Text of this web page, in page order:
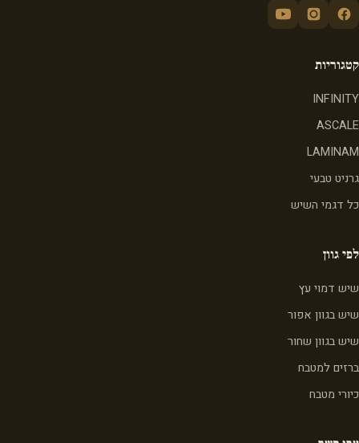
קטגוריות
INFINITY
ASCALE
LAMINAM
גרניט טבעי
כל דגמי השיש
לפי גוון
שיש דמוי עץ
שיש בגוון אפור
שיש בגוון שחור
ברזים למטבח
כיורי מטבח